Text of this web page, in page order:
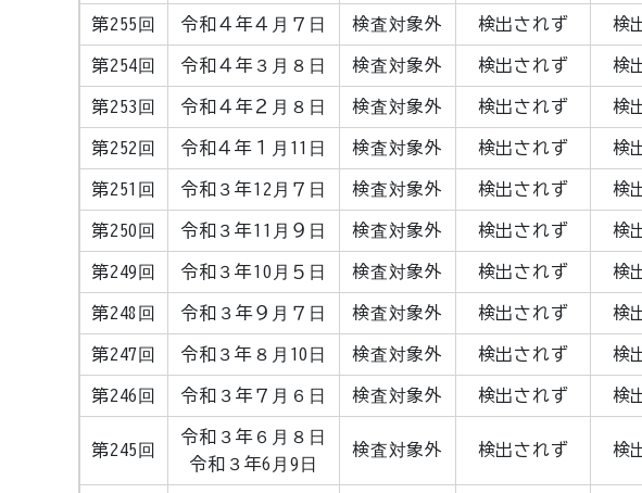
第255回 令和４年４月７日 検査対象外 検出されず 検
第254回 令和４年３月８日 検査対象外 検出されず 検
第253回 令和４年２月８日 検査対象外 検出されず 検
第252回 令和４年１月11日 検査対象外 検出されず 検
第251回 令和３年12月７日 検査対象外 検出されず 検
第250回 令和３年11月９日 検査対象外 検出されず 検
第249回 令和３年10月５日 検査対象外 検出されず 検
第248回 令和３年９月７日 検査対象外 検出されず 検
第247回 令和３年８月10日 検査対象外 検出されず 検
第246回 令和３年７月６日 検査対象外 検出されず 検
第245回
令和３年６月８日
令和３年6月9日
検査対象外 検出されず 検